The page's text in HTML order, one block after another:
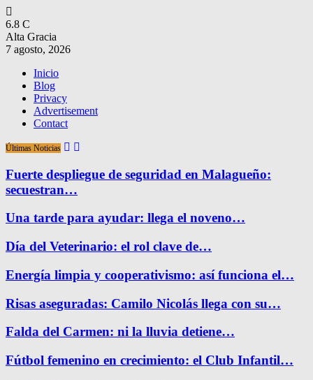
6.8 C
Alta Gracia
7 agosto, 2026
Inicio
Blog
Privacy
Advertisement
Contact
Últimas Noticias
Fuerte despliegue de seguridad en Malagueño:
secuestran…
Una tarde para ayudar: llega el noveno…
Día del Veterinario: el rol clave de…
Energía limpia y cooperativismo: así funciona el…
Risas aseguradas: Camilo Nicolás llega con su…
Falda del Carmen: ni la lluvia detiene…
Fútbol femenino en crecimiento: el Club Infantil…